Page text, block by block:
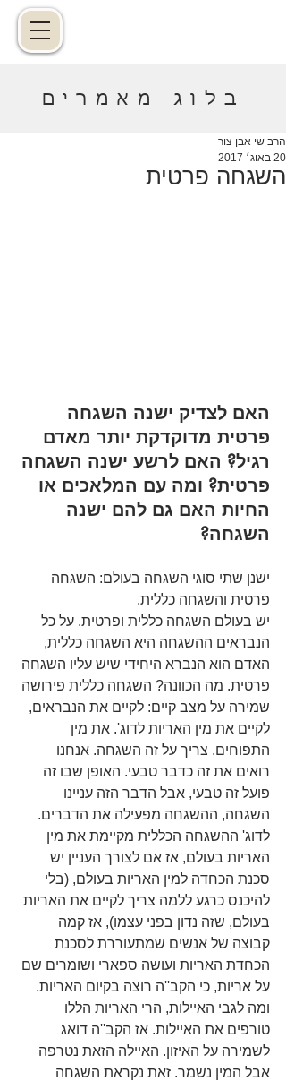
בלוג מאמרים
השגחה פרטית
הרב שי אבן צור
20 באוג׳ 2017
האם לצדיק ישנה השגחה
פרטית מדוקדקת יותר מאדם
רגיל? האם לרשע ישנה השגחה
פרטית? ומה עם המלאכים או
החיות האם גם להם ישנה
השגחה?
ישנן שתי סוגי השגחה בעולם: השגחה
פרטית והשגחה כללית.
יש בעולם השגחה כללית ופרטית. על כל
הנבראים ההשגחה היא השגחה כללית,
האדם הוא הנברא היחידי שיש עליו השגחה
פרטית. מה הכוונה? השגחה כללית פירושה
שמירה על מצב קיים: לקיים את הנבראים,
לקיים את מין האריות לדוג'. את מין
התפוחים. צריך על זה השגחה. אנחנו
רואים את זה כדבר טבעי. האופן שבו זה
פועל זה טבעי, אבל הדבר הזה עניינו
השגחה, ההשגחה מפעילה את הדברים.
לדוג' ההשגחה הכללית מקיימת את מין
האריות בעולם, אז אם לצורך העניין יש
סכנת הכחדה למין האריות בעולם, (בלי
להיכנס כרגע ללמה צריך לקיים את האריות
בעולם, שזה נדון בפני עצמו), אז קמה
קבוצה של אנשים שמתעוררת לסכנת
הכחדת האריות ועושה ספארי ושומרים שם
על אריות, כי הקב''ה רוצה בקיום האריות.
ומה לגבי האיילות, הרי האריות הללו
טורפים את האיילות. אז הקב''ה דואג
לשמירה על האיזון. האיילה הזאת נטרפה
אבל המין נשמר. זאת נקראת השגחה